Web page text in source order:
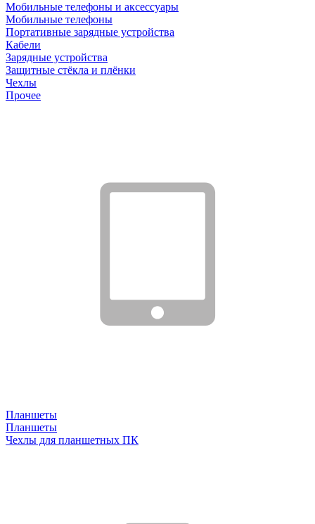
Мобильные телефоны и аксессуары
Мобильные телефоны
Портативные зарядные устройства
Кабели
Зарядные устройства
Защитные стёкла и плёнки
Чехлы
Прочее
Планшеты
Планшеты
Чехлы для планшетных ПК